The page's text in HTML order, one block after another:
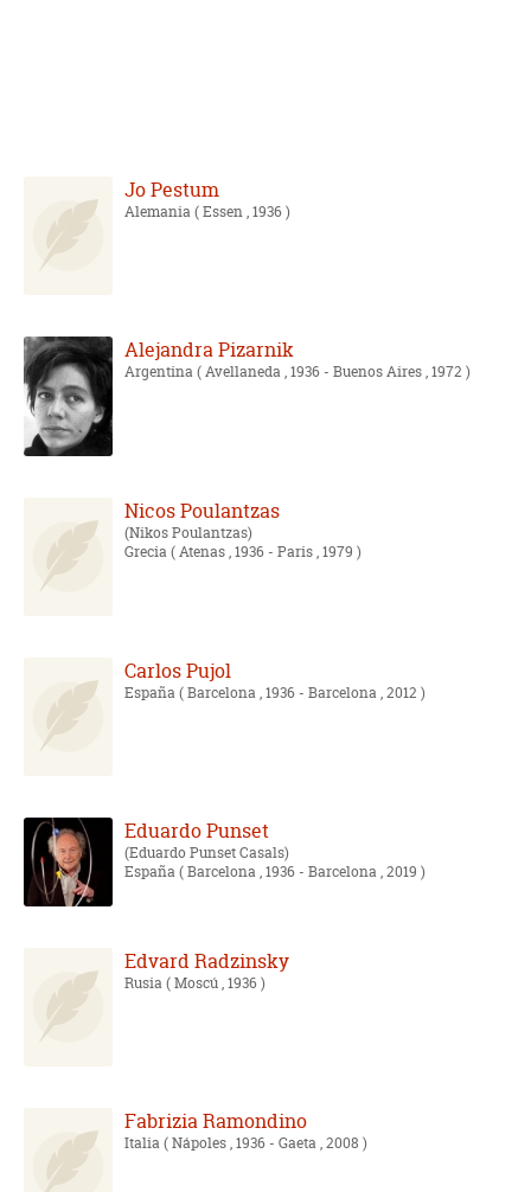
Jo Pestum
Alemania( Essen , 1936 )
Alejandra Pizarnik
Argentina( Avellaneda , 1936 - Buenos Aires , 1972 )
Nicos Poulantzas
Nikos Poulantzas
Grecia( Atenas , 1936 - Paris , 1979 )
Carlos Pujol
España( Barcelona , 1936 - Barcelona , 2012 )
Eduardo Punset
Eduardo Punset Casals
España( Barcelona , 1936 - Barcelona , 2019 )
Edvard Radzinsky
Rusia( Moscú , 1936 )
Fabrizia Ramondino
Italia( Nápoles , 1936 - Gaeta , 2008 )